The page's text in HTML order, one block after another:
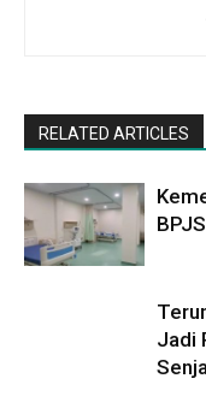
RELATED ARTICLES
Jadi